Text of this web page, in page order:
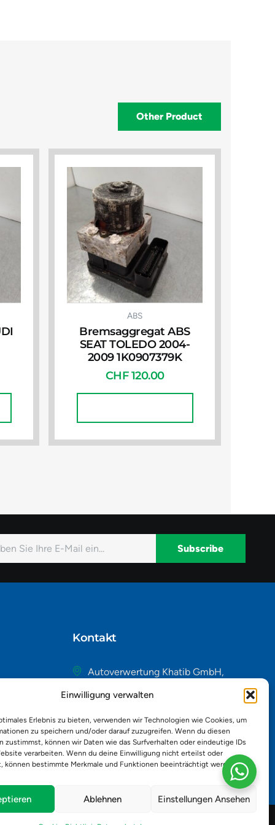
Einwilligung verwalten
Erlebnis zu bieten, verwenden wir Technologien wie Cookies, um
zu speichern und/oder darauf zuzugreifen. Wenn du diesen
zustimmst, können wir Daten wie das Surfverhalten oder eindeutige IDs
verarbeiten. Wenn du deine Einwilligung nicht erteilst oder
können bestimmte Merkmale und Funktionen beeinträchtigt werden.
Ablehnen Einstellungen Ansehen
Other Product
ABS
Bremsaggregat ABS
SEAT TOLEDO 2004-
2009 1K0907379K
CHF120.00
Subscribe
Kontakt
Autoverwertung Khatib GmbH,
Schweiz
admin@autobuchs.ch
043 243 50 30